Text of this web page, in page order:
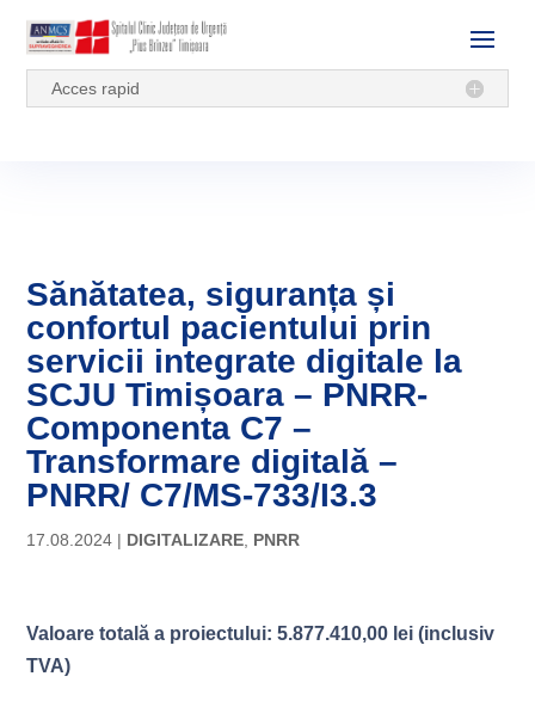
Acces rapid
Sănătatea, siguranța și
confortul pacientului prin
servicii integrate digitale la
SCJU Timișoara – PNRR-
Componenta C7 –
Transformare digitală –
PNRR/ C7/MS-733/I3.3
17.08.2024 | DIGITALIZARE PNRR
Valoare totală a proiectului: 5.877.410,00 lei (inclusiv
TVA)